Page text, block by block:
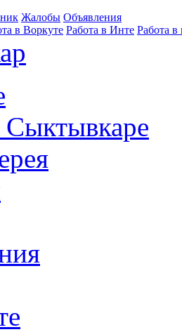
Жалобы Объявления
в Воркуте Работа в Инте Работа в
Сыктывкаре